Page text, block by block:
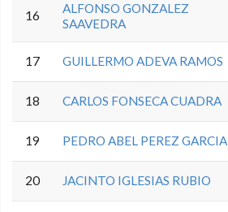
16
ALFONSO GONZALEZ
SAAVEDRA
17 GUILLERMO ADEVA RAMOS
18 CARLOS FONSECA CUADRA
19 PEDRO ABEL PEREZ GARCIA
20 JACINTO IGLESIAS RUBIO